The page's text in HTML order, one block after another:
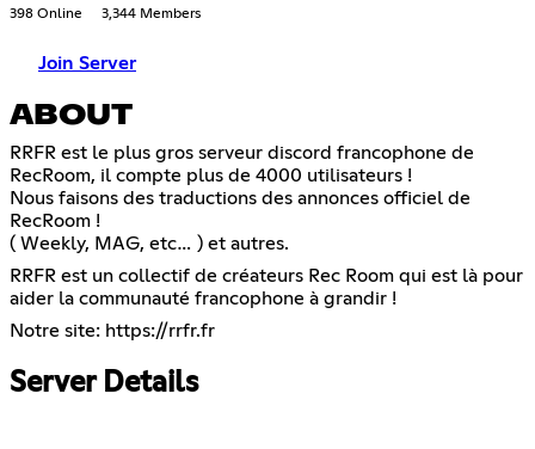
398 Online 3,344 Members
Join Server
ABOUT
RRFR est le plus gros serveur discord francophone de
RecRoom, il compte plus de 4000 utilisateurs !
Nous faisons des traductions des annonces officiel de
RecRoom !
( Weekly, MAG, etc… ) et autres.
RRFR est un collectif de créateurs Rec Room qui est là pour
aider la communauté francophone à grandir !
Notre site: https://rrfr.fr
Server Details